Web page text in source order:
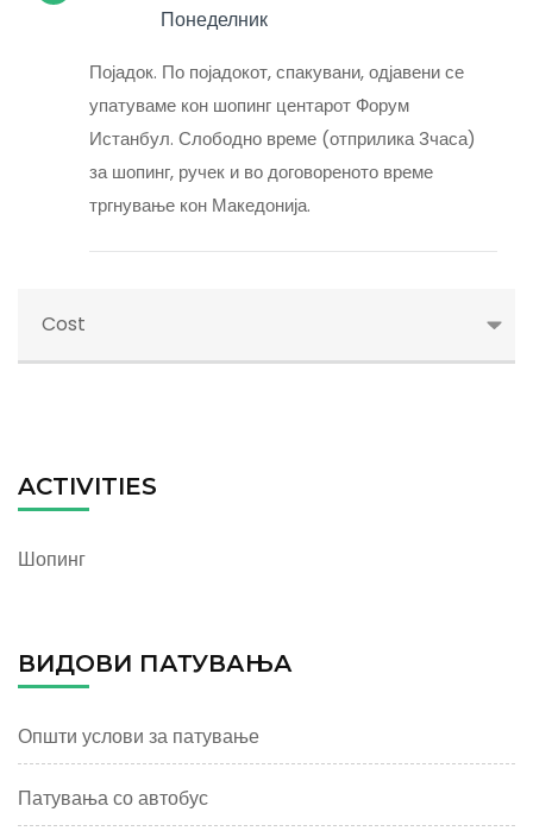
Понеделник
Појадок. По појадокот, спакувани, одјавени се
упатуваме кон шопинг центарот Форум
Истанбул. Слободно време (отприлика 3часа)
за шопинг, ручек и во договореното време
тргнување кон Македонија.
Cost
ACTIVITIES
Шопинг
ВИДОВИ ПАТУВАЊА
Општи услови за патување
Патувања со автобус